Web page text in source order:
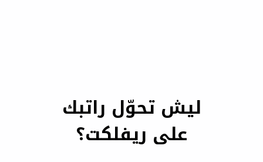
ليش تحوّل راتبك
على ريفلكت؟